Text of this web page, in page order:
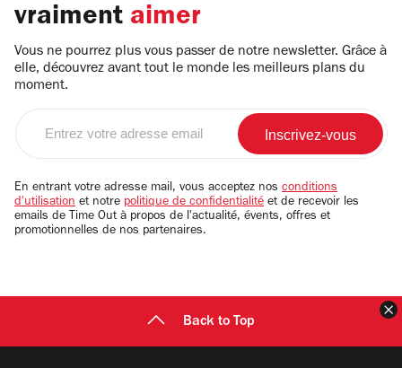
vraiment aimer
Vous ne pourrez plus vous passer de notre newsletter. Grâce à
elle, découvrez avant tout le monde les meilleurs plans du
moment.
email
En entrant votre adresse mail, vous acceptez nos conditions
d'utilisation et notre politique de confidentialité et de recevoir les
emails de Time Out à propos de l'actualité, évents, offres et
promotionnelles de nos partenaires.
Back to Top